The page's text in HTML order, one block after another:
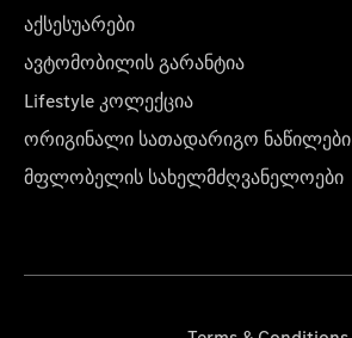
აქსესუარები
ავტომობილის გარანტია
Lifestyle კოლექცია
ორიგინალი სათადარიგო ნაწილები
მფლობელის სახელმძღვანელოები